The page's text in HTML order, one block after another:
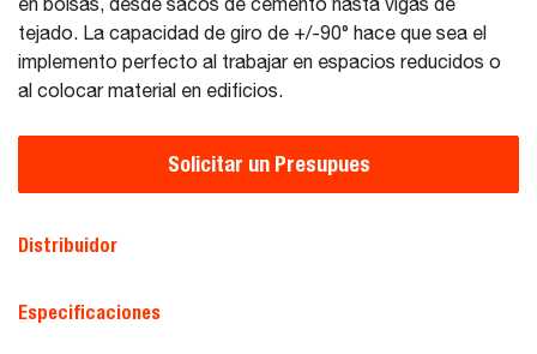
en bolsas, desde sacos de cemento hasta vigas de
tejado. La capacidad de giro de +/-90° hace que sea el
implemento perfecto al trabajar en espacios reducidos o
al colocar material en edificios.
Solicitar un Presupues
Distribuidor
Especificaciones